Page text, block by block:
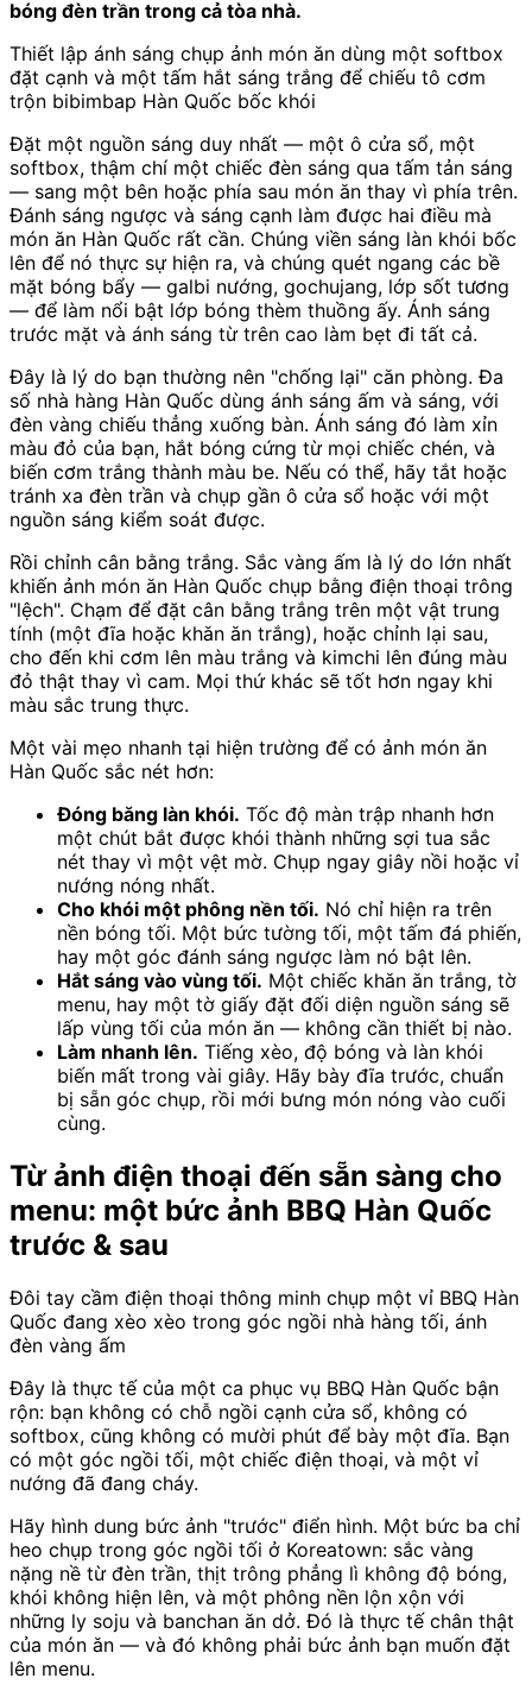
bóng đèn trần trong cả tòa nhà.
Thiết lập ánh sáng chụp ảnh món ăn dùng một softbox
đặt cạnh và một tấm hắt sáng trắng để chiếu tô cơm
trộn bibimbap Hàn Quốc bốc khói
Đặt một nguồn sáng duy nhất — một ô cửa sổ, một
softbox, thậm chí một chiếc đèn sáng qua tấm tản sáng
— sang một bên hoặc phía sau món ăn thay vì phía trên.
Đánh sáng ngược và sáng cạnh làm được hai điều mà
món ăn Hàn Quốc rất cần. Chúng viền sáng làn khói bốc
lên để nó thực sự hiện ra, và chúng quét ngang các bề
mặt bóng bẩy — galbi nướng, gochujang, lớp sốt tương
— để làm nổi bật lớp bóng thèm thuồng ấy. Ánh sáng
trước mặt và ánh sáng từ trên cao làm bẹt đi tất cả.
Đây là lý do bạn thường nên "chống lại" căn phòng. Đa
số nhà hàng Hàn Quốc dùng ánh sáng ấm và sáng, với
đèn vàng chiếu thẳng xuống bàn. Ánh sáng đó làm xỉn
màu đỏ của bạn, hắt bóng cứng từ mọi chiếc chén, và
biến cơm trắng thành màu be. Nếu có thể, hãy tắt hoặc
tránh xa đèn trần và chụp gần ô cửa sổ hoặc với một
nguồn sáng kiểm soát được.
Rồi chỉnh cân bằng trắng. Sắc vàng ấm là lý do lớn nhất
khiến ảnh món ăn Hàn Quốc chụp bằng điện thoại trông
"lệch". Chạm để đặt cân bằng trắng trên một vật trung
tính (một đĩa hoặc khăn ăn trắng), hoặc chỉnh lại sau,
cho đến khi cơm lên màu trắng và kimchi lên đúng màu
đỏ thật thay vì cam. Mọi thứ khác sẽ tốt hơn ngay khi
màu sắc trung thực.
Một vài mẹo nhanh tại hiện trường để có ảnh món ăn
Hàn Quốc sắc nét hơn:
Đóng băng làn khói. Tốc độ màn trập nhanh hơn
một chút bắt được khói thành những sợi tua sắc
nét thay vì một vệt mờ. Chụp ngay giây nồi hoặc vỉ
nướng nóng nhất.
Cho khói một phông nền tối. Nó chỉ hiện ra trên
nền bóng tối. Một bức tường tối, một tấm đá phiến,
hay một góc đánh sáng ngược làm nó bật lên.
Hắt sáng vào vùng tối. Một chiếc khăn ăn trắng, tờ
menu, hay một tờ giấy đặt đối diện nguồn sáng sẽ
lấp vùng tối của món ăn — không cần thiết bị nào.
Làm nhanh lên. Tiếng xèo, độ bóng và làn khói
biến mất trong vài giây. Hãy bày đĩa trước, chuẩn
bị sẵn góc chụp, rồi mới bưng món nóng vào cuối
cùng.
Từ ảnh điện thoại đến sẵn sàng cho
menu: một bức ảnh BBQ Hàn Quốc
trước & sau
Đôi tay cầm điện thoại thông minh chụp một vỉ BBQ Hàn
Quốc đang xèo xèo trong góc ngồi nhà hàng tối, ánh
đèn vàng ấm
Đây là thực tế của một ca phục vụ BBQ Hàn Quốc bận
rộn: bạn không có chỗ ngồi cạnh cửa sổ, không có
softbox, cũng không có mười phút để bày một đĩa. Bạn
có một góc ngồi tối, một chiếc điện thoại, và một vỉ
nướng đã đang cháy.
Hãy hình dung bức ảnh "trước" điển hình. Một bức ba chỉ
heo chụp trong góc ngồi tối ở Koreatown: sắc vàng
nặng nề từ đèn trần, thịt trông phẳng lì không độ bóng,
khói không hiện lên, và một phông nền lộn xộn với
những ly soju và banchan ăn dở. Đó là thực tế chân thật
của món ăn — và đó không phải bức ảnh bạn muốn đặt
lên menu.